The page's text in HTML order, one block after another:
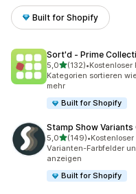
Built for Shopify
Sort'd ‑ Prime
5,0von 5 Sternen
(132)
132 Rezensionen
•Kostenloser
Kategorien sortieren
mehr
Built for Shopify
Stamp Show
5,0von 5 Sternen
(149)
149 Rezensionen
•
Varianten-Farbfelder
anzeigen
Built for Shopify